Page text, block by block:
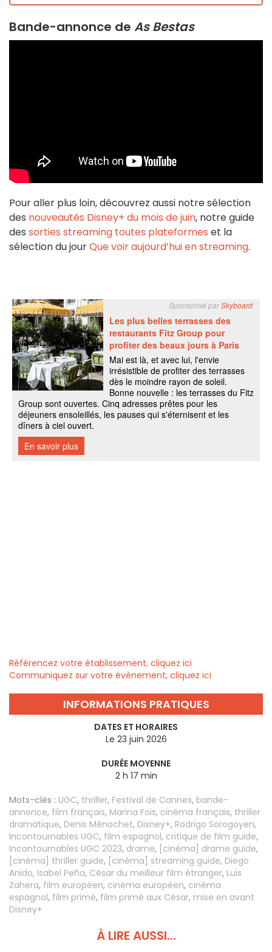
Bande-annonce de As Bestas
Pour aller plus loin, découvrez aussi notre sélection
des nouveautés Disney+ du mois de juin, notre guide
des sorties streaming toutes plateformes et la
sélection du jourQue voir aujourd’hui en streaming.
Référencez votre établissement, cliquez ici
Communiquez sur votre évènement, cliquez ici
INFORMATIONS PRATIQUES
DATES ET HORAIRES
Le 23 juin 2026
DURÉE MOYENNE
2 h 17 min
Mots-clés : UGC, thriller, Festival de Cannes, bande-
annonce, film français, Marina Foïs, cinéma français, thriller
dramatique, Denis Ménochet, Disney+, Rodrigo Sorogoyen,
Incontournables UGC, film espagnol, critique de film guide,
Incontournables UGC 2023, drame, [cinéma] drame guide,
[cinéma] thriller guide, [cinéma] streaming guide, Diego
Anido, Isabel Peña, César du meilleur film étranger, Luis
Zahera, film européen, cinéma européen, cinéma
espagnol, film primé, film primé aux César, mise en avant
Disney+
À LIRE AUSSI...